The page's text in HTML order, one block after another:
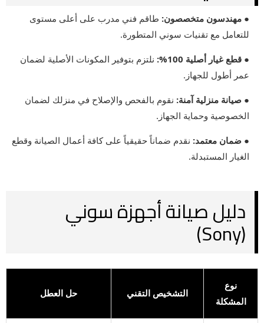
● مهندسون متخصصون: طاقم فني مدرب على أعلى مستوى
للتعامل مع تقنيات سوني المتطورة.
● قطع غيار أصلية 100%:
نلتزم بتوفير المكونات الأصلية لضمان
عمر أطول للجهاز.
● صيانة منزلية آمنة: نقوم بالفحص والإصلاح في منزلك لضمان
الخصوصية وحماية الجهاز.
● ضمان معتمد: نقدم ضماناً حقيقياً على كافة أعمال الصيانة وقطع
الغيار المستبدلة.
دليل صيانة أجهزة سوني
(Sony)
نوع
المشكلة
التشخيص التقني حل العطل